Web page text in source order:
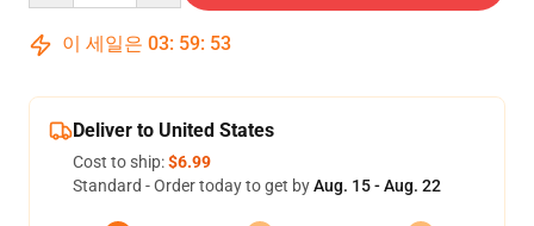
이 세일은 03: 59: 53
Deliver to United States
Cost to ship:$6.99
Standard - Order today to get byAug. 15 - Aug. 22